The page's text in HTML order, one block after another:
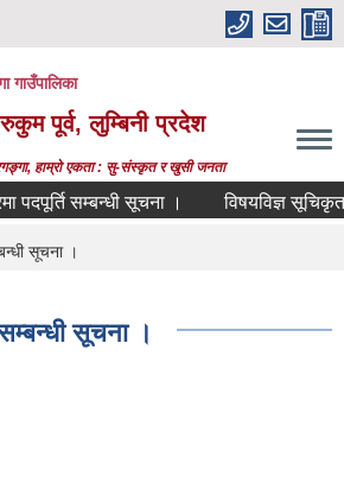
गाउँपालिका
पूर्व, लुम्बिनी प्रदेश
हाम्रो एकता : सु-संस्कृत र खुसी जनता
सम्बन्धी सूचना । विषयविज्ञ सूचिकृतको
सूचना ।
सूचना ।